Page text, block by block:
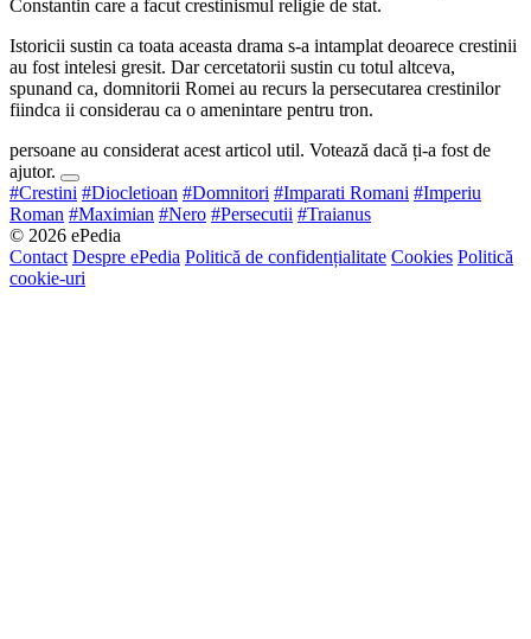
Constantin care a facut crestinismul religie de stat.
Istoricii sustin ca toata aceasta drama s-a intamplat deoarece crestinii
au fost intelesi gresit. Dar cercetatorii sustin cu totul altceva,
spunand ca, domnitorii Romei au recurs la persecutarea crestinilor
fiindca ii considerau ca o amenintare pentru tron.
persoane au considerat acest articol util. Votează dacă ți-a fost de
ajutor.
#Crestini #Diocletioan #Domnitori #Imparati Romani #Imperiu
Roman #Maximian #Nero #Persecutii #Traianus
© 2026 ePedia
Contact Despre ePedia Politică de confidențialitate Cookies Politică
cookie-uri